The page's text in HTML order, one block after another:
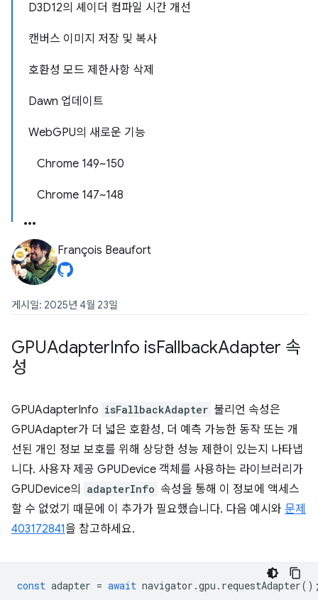
D3D12의 셰이더 컴파일 시간 개선
캔버스 이미지 저장 및 복사
호환성 모드 제한사항 삭제
Dawn 업데이트
WebGPU의 새로운 기능
Chrome 149~150
Chrome 147~148
François Beaufort
게시일: 2025년 4월 23일
GPUAdapterInfo isFallbackAdapter 속
성
GPUAdapterInfo isFallbackAdapter 불리언 속성은
GPUAdapter가 더 넓은 호환성, 더 예측 가능한 동작 또는 개
선된 개인 정보 보호를 위해 상당한 성능 제한이 있는지 나타냅
니다. 사용자 제공 GPUDevice 객체를 사용하는 라이브러리가
GPUDevice의
adapterInfo 속성을 통해 이 정보에 액세스
할 수 없었기 때문에 이 추가가 필요했습니다. 다음 예시와 문제
403172841을 참고하세요.
const adapter = await navigator .gpu . requestAdapter